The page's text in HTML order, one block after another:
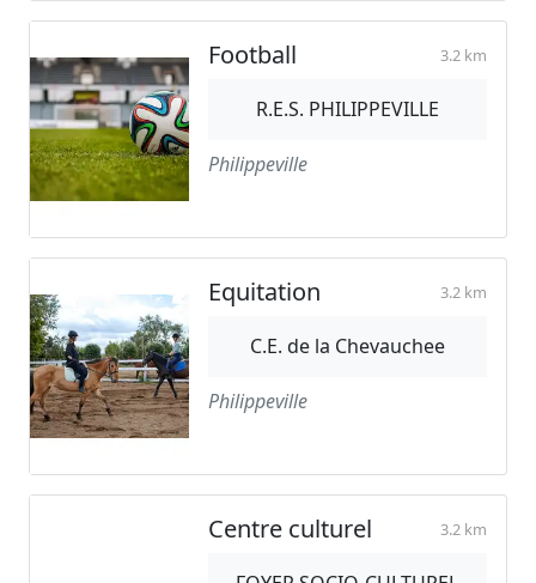
Football 3.2 km
R.E.S. PHILIPPEVILLE
Philippeville
Equitation 3.2 km
C.E. de la Chevauchee
Philippeville
Centre culturel 3.2 km